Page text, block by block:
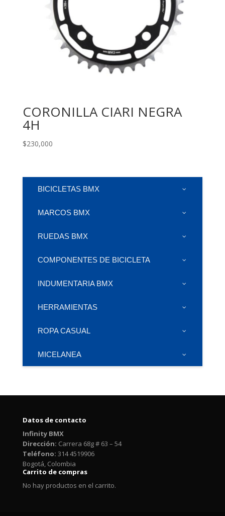
CORONILLA CIARI NEGRA
4H
$230,000
BICICLETAS BMX
MARCOS BMX
RUEDAS BMX
COMPONENTES DE BICICLETA
INDUMENTARIA BMX
HERRAMIENTAS
ROPA CASUAL
MICELANEA
Datos de contacto
Infinity BMX
Dirección: Carrera 68g # 63 – 54
Teléfono: 314 4519906
Bogotá, Colombia
Carrito de compras
No hay productos en el carrito.